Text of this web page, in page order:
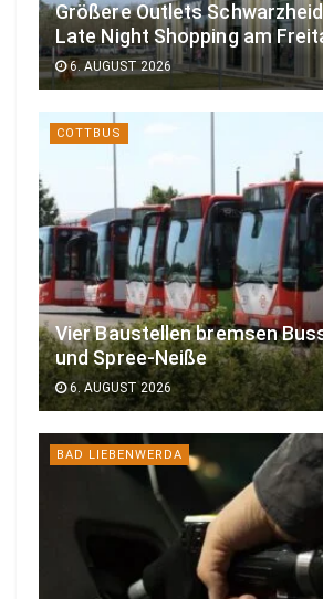
Größere Outlets
Late Night Shopping am
6. AUGUST 2026
COTTBUS
Vier Baustellen bremsen
und Spree-Neiße
6. AUGUST 2026
BAD LIEBENWERDA